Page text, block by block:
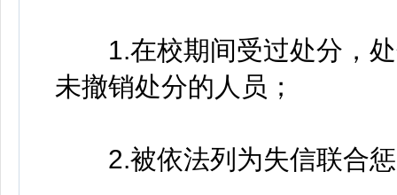
1.在校期间受过处分，处
未撤销处分的人员；
2.被依法列为失信联合惩